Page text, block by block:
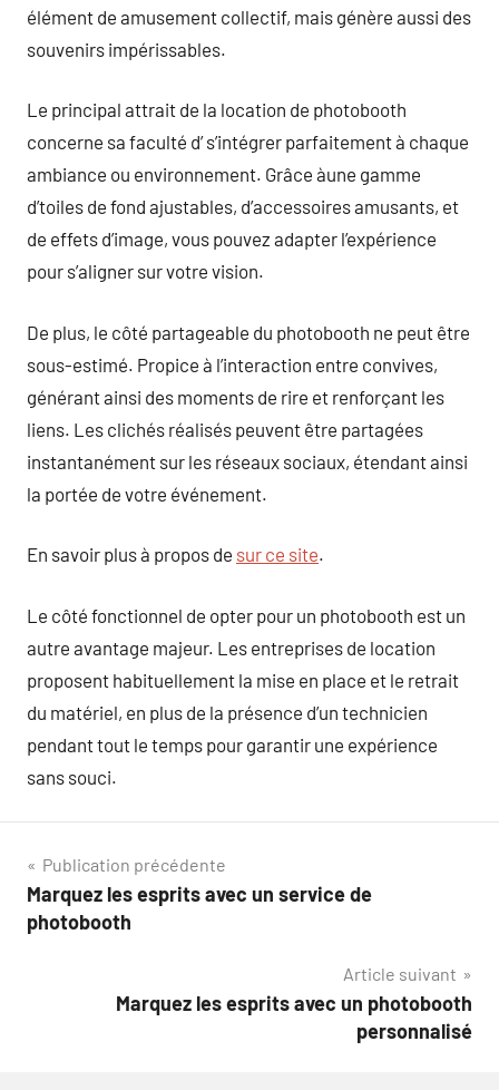
élément de amusement collectif, mais génère aussi des
souvenirs impérissables.
Le principal attrait de la location de photobooth
concerne sa faculté d’ s’intégrer parfaitement à chaque
ambiance ou environnement. Grâce àune gamme
d’toiles de fond ajustables, d’accessoires amusants, et
de effets d’image, vous pouvez adapter l’expérience
pour s’aligner sur votre vision.
De plus, le côté partageable du photobooth ne peut être
sous-estimé. Propice à l’interaction entre convives,
générant ainsi des moments de rire et renforçant les
liens. Les clichés réalisés peuvent être partagées
instantanément sur les réseaux sociaux, étendant ainsi
la portée de votre événement.
En savoir plus à propos de sur ce site.
Le côté fonctionnel de opter pour un photobooth est un
autre avantage majeur. Les entreprises de location
proposent habituellement la mise en place et le retrait
du matériel, en plus de la présence d’un technicien
pendant tout le temps pour garantir une expérience
sans souci.
Navigation
de
Publication précédente
Marquez les esprits avec un service de
photobooth
Article suivant
Marquez les esprits avec un photobooth
personnalisé